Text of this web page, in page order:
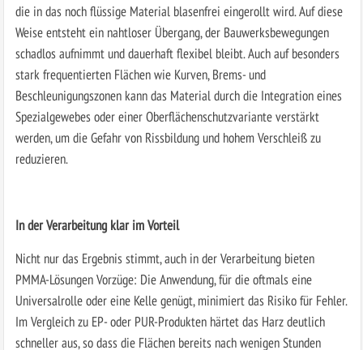
die in das noch flüssige Material blasenfrei eingerollt wird. Auf diese
Weise entsteht ein nahtloser Übergang, der Bauwerksbewegungen
schadlos aufnimmt und dauerhaft flexibel bleibt. Auch auf besonders
stark frequentierten Flächen wie Kurven, Brems- und
Beschleunigungszonen kann das Material durch die Integration eines
Spezialgewebes oder einer Oberflächenschutzvariante verstärkt
werden, um die Gefahr von Rissbildung und hohem Verschleiß zu
reduzieren.
In der Verarbeitung klar im Vorteil
Nicht nur das Ergebnis stimmt, auch in der Verarbeitung bieten
PMMA-Lösungen Vorzüge: Die Anwendung, für die oftmals eine
Universalrolle oder eine Kelle genügt, minimiert das Risiko für Fehler.
Im Vergleich zu EP- oder PUR-Produkten härtet das Harz deutlich
schneller aus, so dass die Flächen bereits nach wenigen Stunden